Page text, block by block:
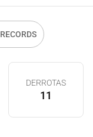
RECORDS
DERROTAS
11